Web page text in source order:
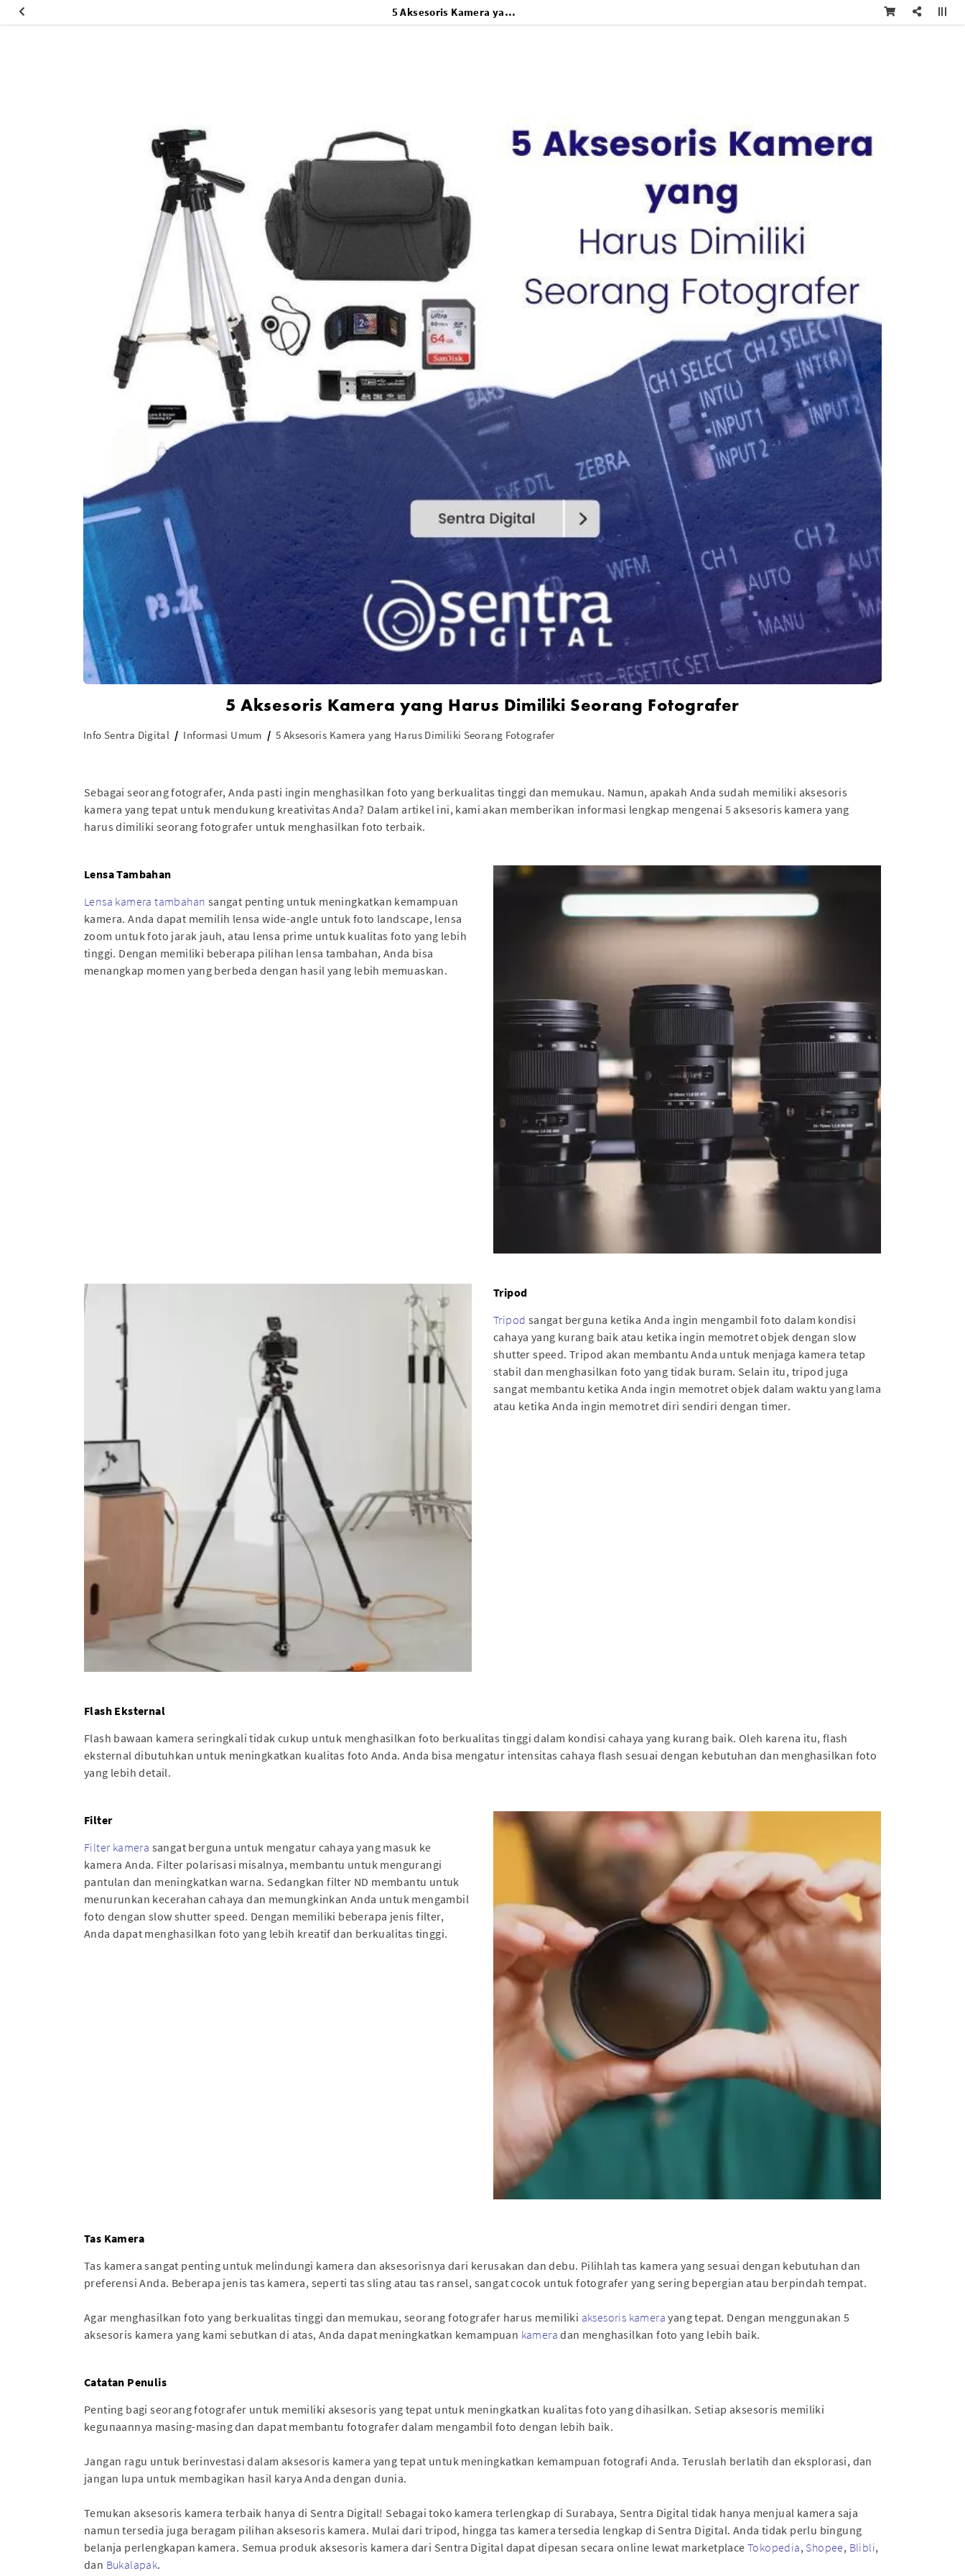
5 Aksesoris Kamera yang Harus Dimiliki Seorang Fotografer
5 Aksesoris Kamera yang Harus Dimiliki Seorang Fotografer
Info Sentra Digital Informasi Umum 5 Aksesoris Kamera yang Harus Dimiliki Seorang Fotografer
Sebagai seorang fotografer, Anda pasti ingin menghasilkan foto yang berkualitas tinggi dan memukau. Namun, apakah Anda sudah memiliki aksesoris
kamera yang tepat untuk mendukung kreativitas Anda? Dalam artikel ini, kami akan memberikan informasi lengkap mengenai 5 aksesoris kamera yang
harus dimiliki seorang fotografer untuk menghasilkan foto terbaik.
Lensa Tambahan
Lensa kamera tambahan sangat penting untuk meningkatkan kemampuan
kamera. Anda dapat memilih lensa wide-angle untuk foto landscape, lensa
zoom untuk foto jarak jauh, atau lensa prime untuk kualitas foto yang lebih
tinggi. Dengan memiliki beberapa pilihan lensa tambahan, Anda bisa
menangkap momen yang berbeda dengan hasil yang lebih memuaskan.
Tripod
Tripod sangat berguna ketika Anda ingin mengambil foto dalam kondisi
cahaya yang kurang baik atau ketika ingin memotret objek dengan slow
shutter speed. Tripod akan membantu Anda untuk menjaga kamera tetap
stabil dan menghasilkan foto yang tidak buram. Selain itu, tripod juga
sangat membantu ketika Anda ingin memotret objek dalam waktu yang lama
atau ketika Anda ingin memotret diri sendiri dengan timer.
Flash Eksternal
Flash bawaan kamera seringkali tidak cukup untuk menghasilkan foto berkualitas tinggi dalam kondisi cahaya yang kurang baik. Oleh karena itu, flash
eksternal dibutuhkan untuk meningkatkan kualitas foto Anda. Anda bisa mengatur intensitas cahaya flash sesuai dengan kebutuhan dan menghasilkan foto
yang lebih detail.
Filter
Filter kamera sangat berguna untuk mengatur cahaya yang masuk ke
kamera Anda. Filter polarisasi misalnya, membantu untuk mengurangi
pantulan dan meningkatkan warna. Sedangkan filter ND membantu untuk
menurunkan kecerahan cahaya dan memungkinkan Anda untuk mengambil
foto dengan slow shutter speed. Dengan memiliki beberapa jenis filter,
Anda dapat menghasilkan foto yang lebih kreatif dan berkualitas tinggi.
Tas Kamera
Tas kamera sangat penting untuk melindungi kamera dan aksesorisnya dari kerusakan dan debu. Pilihlah tas kamera yang sesuai dengan kebutuhan dan
preferensi Anda. Beberapa jenis tas kamera, seperti tas sling atau tas ransel, sangat cocok untuk fotografer yang sering bepergian atau berpindah tempat.
Agar menghasilkan foto yang berkualitas tinggi dan memukau, seorang fotografer harus memiliki aksesoris kamera yang tepat. Dengan menggunakan 5
aksesoris kamera yang kami sebutkan di atas, Anda dapat meningkatkan kemampuan kamera dan menghasilkan foto yang lebih baik.
Catatan Penulis
Penting bagi seorang fotografer untuk memiliki aksesoris yang tepat untuk meningkatkan kualitas foto yang dihasilkan. Setiap aksesoris memiliki
kegunaannya masing-masing dan dapat membantu fotografer dalam mengambil foto dengan lebih baik.
Jangan ragu untuk berinvestasi dalam aksesoris kamera yang tepat untuk meningkatkan kemampuan fotografi Anda. Teruslah berlatih dan eksplorasi, dan
jangan lupa untuk membagikan hasil karya Anda dengan dunia.
Temukan aksesoris kamera terbaik hanya di Sentra Digital! Sebagai toko kamera terlengkap di Surabaya, Sentra Digital tidak hanya menjual kamera saja
namun tersedia juga beragam pilihan aksesoris kamera. Mulai dari tripod, hingga tas kamera tersedia lengkap di Sentra Digital. Anda tidak perlu bingung
belanja perlengkapan kamera. Semua produk aksesoris kamera dari Sentra Digital dapat dipesan secara online lewat marketplaceTokopedia, Shopee, Blibli,
dan Bukalapak.